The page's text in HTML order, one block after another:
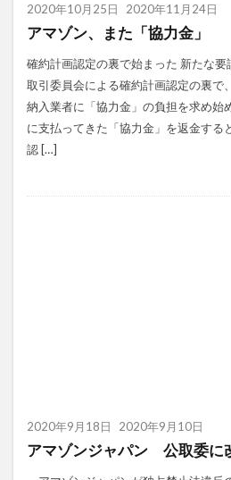
2020年10月25日 2020年11月24日
アマゾン、また「協力金」
確約計画認定の裏で始まった 新たな
取引委員会による確約計画認定の裏で
納入業者に「協力金」の負担を求め始
に支払ってきた「協力金」を返金する
認 […]
2020年9月18日 2020年9月10日
アマゾンジャパン 公取委に